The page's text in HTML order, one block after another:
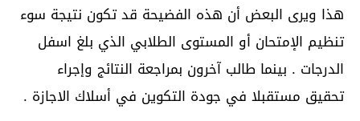
هذا ويرى البعض أن هذه الفضيحة قد تكون نتيجة سوء
تنظيم الإمتحان أو المستوى الطلابي الذي بلغ اسفل
الدرجات . بينما طالب آخرون بمراجعة النتائج وإجراء
تحقيق مستقبلا في جودة التكوين في أسلاك الاجازة .